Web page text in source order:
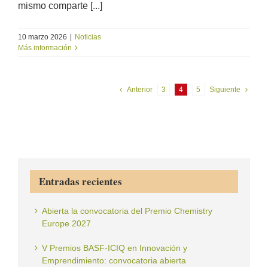
mismo comparte [...]
10 marzo 2026
Noticias
Más información
Anterior 3 4 5 Siguiente
Entradas recientes
Abierta la convocatoria del Premio Chemistry
Europe 2027
V Premios BASF-ICIQ en Innovación y
Emprendimiento: convocatoria abierta